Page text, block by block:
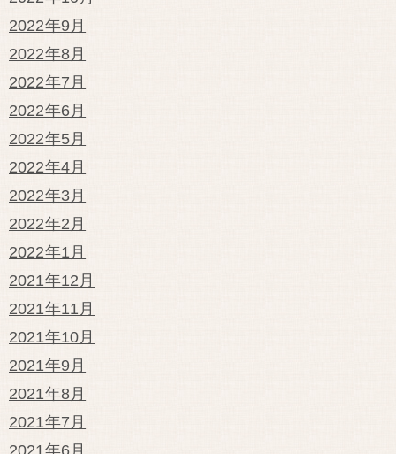
2022年9月
2022年8月
2022年7月
2022年6月
2022年5月
2022年4月
2022年3月
2022年2月
2022年1月
2021年12月
2021年11月
2021年10月
2021年9月
2021年8月
2021年7月
2021年6月